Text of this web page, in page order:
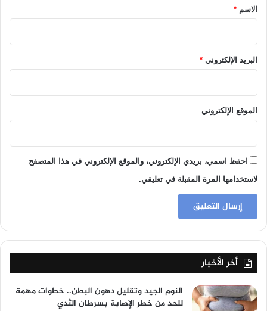
*الاسم *
البريد الإلكتروني *
الموقع الإلكتروني
احفظ اسمي، بريدي الإلكتروني، والموقع الإلكتروني في هذا المتصفح
لاستخدامها المرة المقبلة في تعليقي.
أخر الأخبار
النوم الجيد وتقليل دهون البطن.. خطوات مهمة
للحد من خطر الإصابة بسرطان الثدي